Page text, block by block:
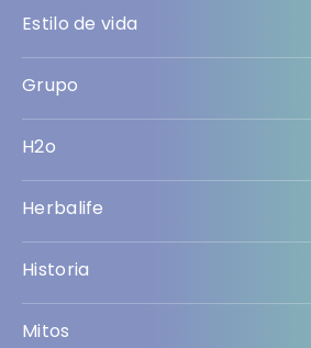
Estilo de vida
Grupo
H2o
Herbalife
Historia
Mitos